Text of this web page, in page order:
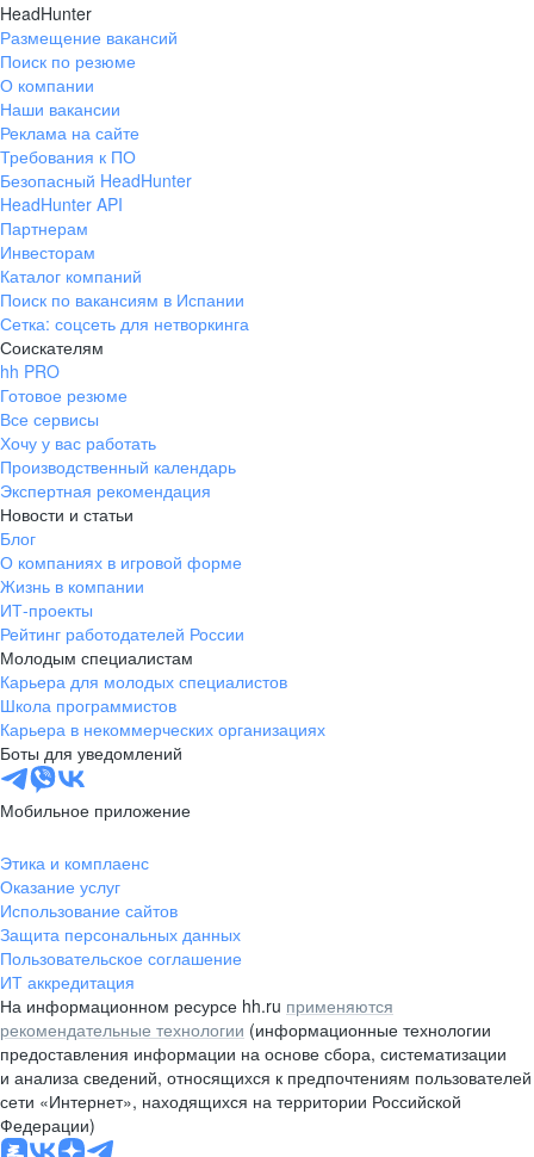
HeadHunter
Размещение вакансий
Поиск по резюме
О компании
Наши вакансии
Реклама на сайте
Требования к ПО
Безопасный HeadHunter
HeadHunter API
Партнерам
Инвесторам
Каталог компаний
Поиск по вакансиям в Испании
Сетка: соцсеть для нетворкинга
Соискателям
hh PRO
Готовое резюме
Все сервисы
Хочу у вас работать
Производственный календарь
Экспертная рекомендация
Новости и статьи
Блог
О компаниях в игровой форме
Жизнь в компании
ИТ-проекты
Рейтинг работодателей России
Молодым специалистам
Карьера для молодых специалистов
Школа программистов
Карьера в некоммерческих организациях
Боты для уведомлений
Мобильное приложение
Этика и комплаенс
Оказание услуг
Использование сайтов
Защита персональных данных
Пользовательское соглашение
ИТ аккредитация
На информационном ресурсе hh.ru применяются
рекомендательные технологии (информационные технологии
предоставления информации на основе сбора, систематизации
и анализа сведений, относящихся к предпочтениям пользователей
сети «Интернет», находящихся на территории Российской
Федерации)